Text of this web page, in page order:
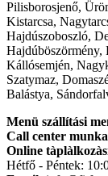
Pilisborosjenő,
Kistarcsa,
Hajdúszoboszló,
Hajdúböszörmény,
Kállósemjén,
Szatymaz,
Balástya,
Menü szállítási
Call center
Online
Hétfő - Péntek: